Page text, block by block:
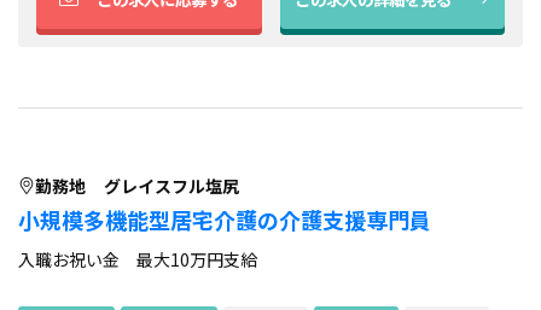
勤務地 グレイスフル塩尻
小規模多機能型居宅介護の介護支援専門員
入職お祝い金 最大10万円支給